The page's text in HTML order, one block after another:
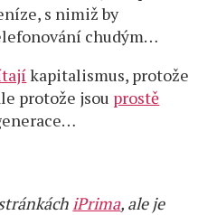
s nimiž by
chudým…
kapitalismus, protože
protože jsou prostě
iPrima, ale je